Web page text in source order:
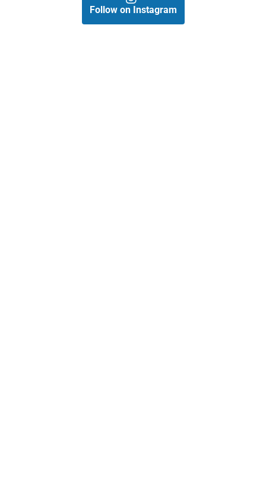
Follow on Instagram